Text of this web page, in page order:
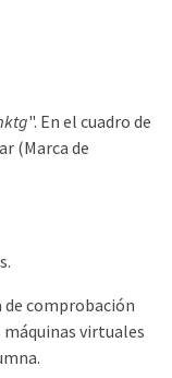
". En el cuadro de
(Marca de
de comprobación
máquinas virtuales